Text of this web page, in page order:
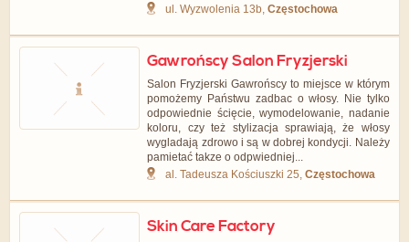
ul. Wyzwolenia 13b,Częstochowa
Gawrońscy Salon Fryzjerski
Salon Fryzjerski Gawrońscy to miejsce w którym
pomożemy Państwu zadbac o włosy. Nie tylko
odpowiednie ścięcie, wymodelowanie, nadanie
koloru, czy też stylizacja sprawiają, że włosy
wygladają zdrowo i są w dobrej kondycji. Należy
pamietać takze o odpwiedniej...
al. Tadeusza Kościuszki 25,Częstochowa
Skin Care Factory